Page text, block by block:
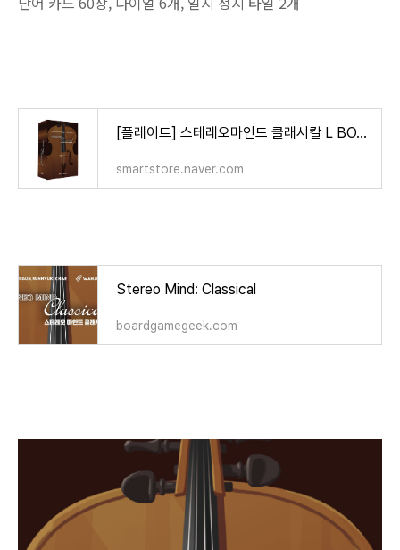
[플레이트] 스테레오마인드 클래시칼 L BOARD 보드게임 : 게임올로지 온라인 스토어
smartstore.naver.com
Stereo Mind: Classical
boardgamegeek.com